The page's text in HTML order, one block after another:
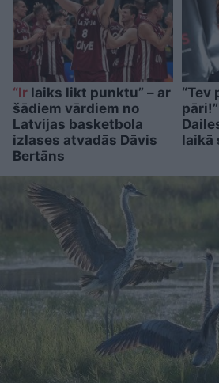
“Ir laiks likt punktu” – ar
šādiem vārdiem no
Latvijas basketbola
izlases atvadās Dāvis
Bertāns
“Tev
laikā